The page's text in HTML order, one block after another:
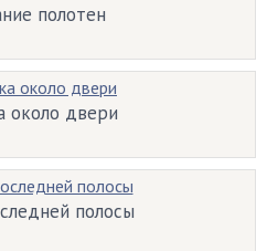
полотен
около двери
полосы